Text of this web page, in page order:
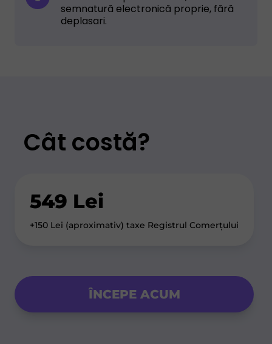
semnatură electronică proprie, fără
deplasari.
Cât costă?
549 Lei
+150 Lei (aproximativ) taxe Registrul Comerțului
ÎNCEPE ACUM